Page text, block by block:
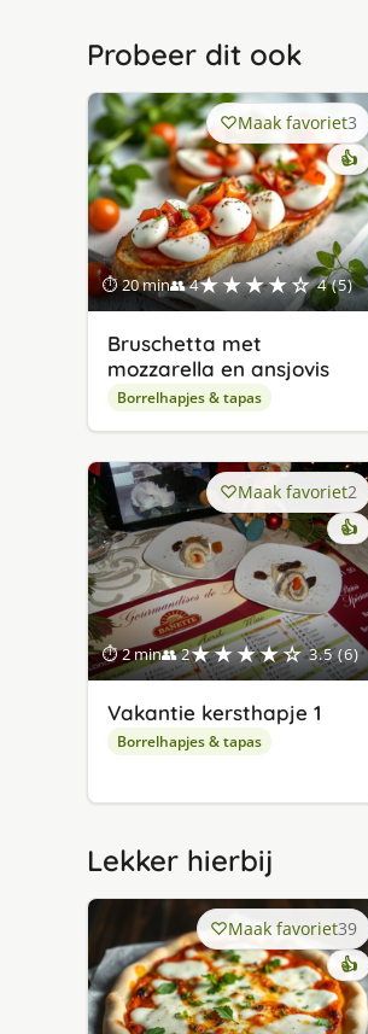
Probeer dit ook
⏱ 20 min👥 4★★★★☆ 4 (5)
Maak favoriet3
👍
Bruschetta met
mozzarella en ansjovis
Borrelhapjes & tapas
⏱ 2 min👥 2★★★★☆ 3.5 (6)
Maak favoriet2
👍
Vakantie kersthapje 1
Borrelhapjes & tapas
Lekker hierbij
Maak favoriet39
👍